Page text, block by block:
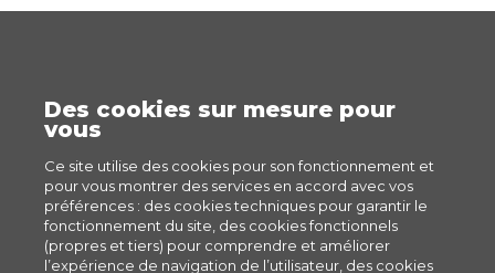
Des cookies sur mesure pour
vous
Ce site utilise des cookies pour son fonctionnement et
pour vous montrer des services en accord avec vos
préférences : des cookies techniques pour garantir le
fonctionnement du site, des cookies fonctionnels
(propres et tiers) pour comprendre et améliorer
l’expérience de navigation de l’utilisateur, des cookies